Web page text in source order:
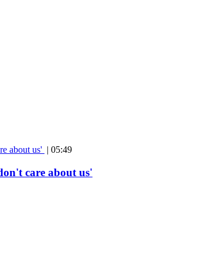
| 05:49
care about us'